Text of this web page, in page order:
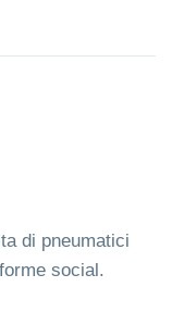
di pneumatici
social.